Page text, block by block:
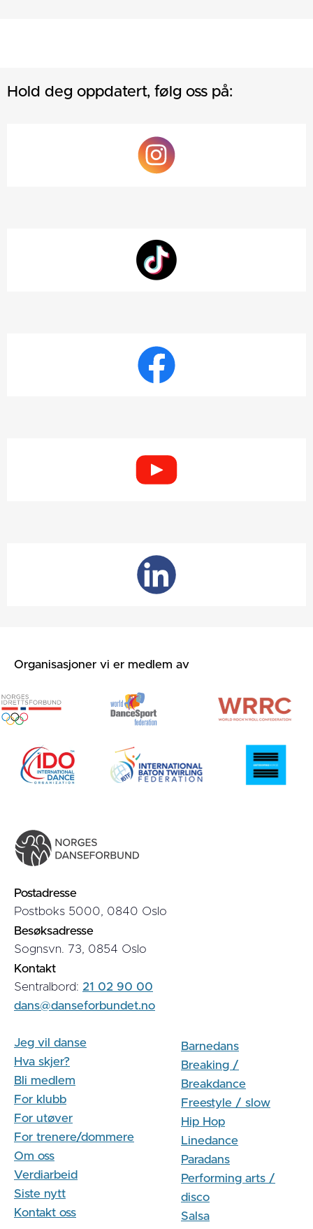
Hold deg oppdatert, følg oss på:
Organisasjoner vi er medlem av
Postadresse
Postboks 5000, 0840 Oslo
Besøksadresse
Sognsvn. 73, 0854 Oslo
Kontakt
Sentralbord: 21 02 90 00
dans@danseforbundet.no
Jeg vil danse
Hva skjer?
Bli medlem
For klubb
For utøver
For trenere/dommere
Om oss
Verdiarbeid
Siste nytt
Kontakt oss
Barnedans
Breaking /
Breakdance
Freestyle / slow
Hip Hop
Linedance
Paradans
Performing arts /
disco
Salsa